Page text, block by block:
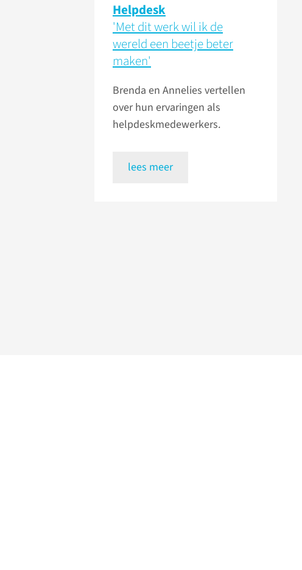
Helpdesk
'Met dit werk wil ik de
wereld een beetje beter
maken'
Brenda en Annelies vertellen
over hun ervaringen als
helpdeskmedewerkers.
lees meer